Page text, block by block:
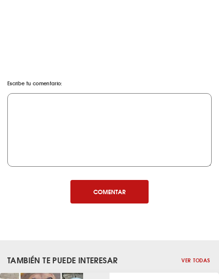
Escribe tu comentario:
COMENTAR
TAMBIÉN TE PUEDE INTERESAR VER TODAS